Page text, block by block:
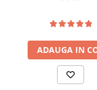
Produse Hotwav
Telefoane Mobile
Produse Unihertz
Telefoane Mobile
ADAUGA IN